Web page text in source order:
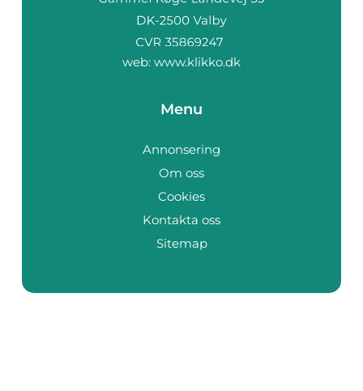
web: www.klikko.dk
Menu
Annonsering
Om oss
Cookies
Kontakta oss
Sitemap